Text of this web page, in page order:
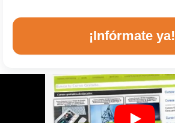
¡Infórmate ya!